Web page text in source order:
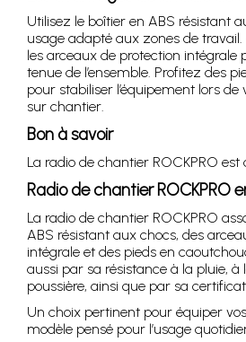
Utilisez le boîtier en ABS résistant
usage adapté aux zones de
les arceaux de protection intégrale
tenue de l’ensemble. Profitez des
pour stabiliser l’équipement lors
sur chantier.
Bon à savoir
La radio de chantier ROCKPRO est
Radio de chantier ROCKPRO
La radio de chantier ROCKPRO
ABS résistant aux chocs, des
intégrale et des pieds en
aussi par sa résistance à la pluie, à
poussière, ainsi que par sa
Un choix pertinent pour équiper
modèle pensé pour l’usage